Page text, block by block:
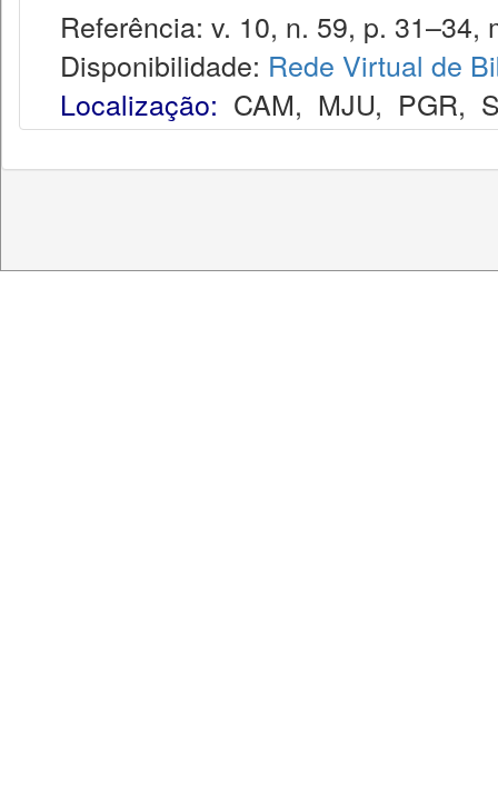
Referência: v. 10, n. 59, p. 31–34,
Disponibilidade: Rede Virtual de
Localização: CAM, MJU, PGR,